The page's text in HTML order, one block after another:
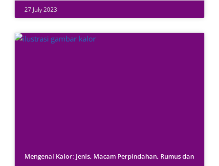
27 July 2023
Mengenal Kalor: Jenis, Macam Perpindahan, Rumus dan